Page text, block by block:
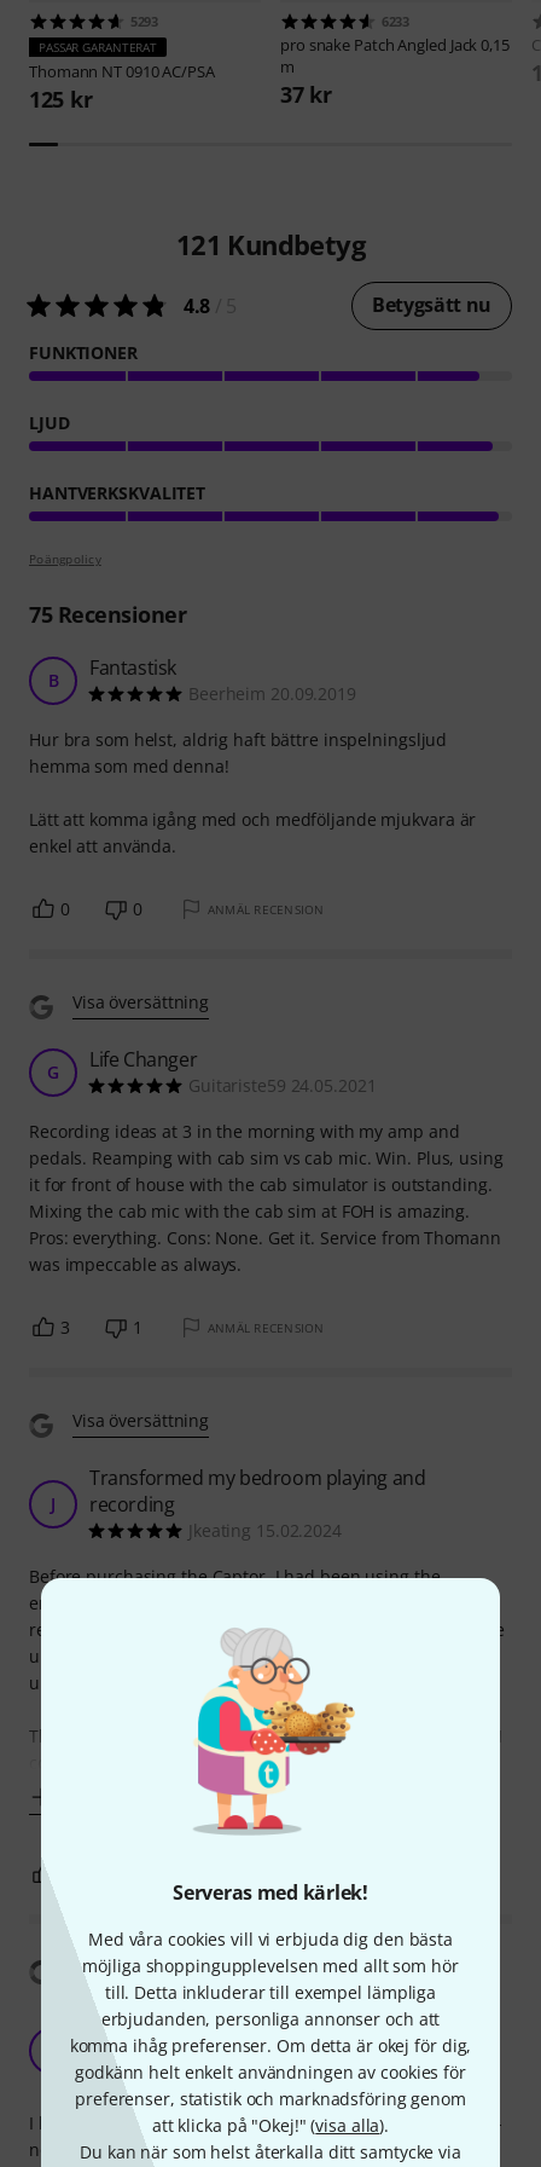
Serveras med kärlek!
Med våra cookies vill vi erbjuda dig den bästa
möjliga shoppingupplevelsen med allt som hör
till. Detta inkluderar till exempel lämpliga
erbjudanden, personliga annonser och att
komma ihåg preferenser. Om detta är okej för dig,
godkänn helt enkelt användningen av cookies för
preferenser, statistik och marknadsföring genom
att klicka på "Okej!" (visa alla).
Du kan när som helst återkalla ditt samtycke via
5293
PASSAR GARANTERAT
Thomann NT 0910 AC/PSA
125 kr
6233
pro snake Patch Angled Jack 0,15
m
37 kr
121 Kundbetyg
4.8 Betygsätt nu
FUNKTIONER
LJUD
HANTVERKSKVALITET
Poängpolicy
75Recensioner
B Fantastisk
Beerheim 20.09.2019
Hur bra som helst, aldrig haft bättre inspelningsljud
hemma som med denna!
Lätt att komma igång med och medföljande mjukvara är
enkel att använda.
0 0 ANMÄL RECENSION
Visa översättning
G Life Changer
Guitariste59 24.05.2021
Recording ideas at 3 in the morning with my amp and
pedals. Reamping with cab sim vs cab mic. Win. Plus, using
it for front of house with the cab simulator is outstanding.
Mixing the cab mic with the cab sim at FOH is amazing.
Pros: everything. Cons: None. Get it. Service from Thomann
was impeccable as always.
3 1 ANMÄL RECENSION
Visa översättning
J
Transformed my bedroom playing and
recording
Jkeating 15.02.2024
Before purchasing the Captor, I had been using the
emulated out feature of my Marshall DSL20CR for home
recording. While the classic gain channel was passable, the
ultra gain channel sounded horrendous and was basically
unusable for home recording.
The Two Notes Captor completely opened up my amp and I
could finally hear what it was capable of. The classic
Visa översättning
Bedroom tones have never been easier or
better
Pohorc 21.11.2024
I live in an apartment building where gig volumes are a no-
no. So my big and small tube amps were sad and lonely. I